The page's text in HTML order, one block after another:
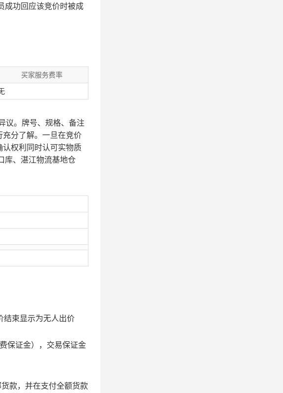
成功回应该竞价时被成
买家服务费率
议。牌号、规格、备注
分了解。一旦在竞价
权利同时认可实物质
库、湛江物流基地仓
结束显示为无人出价
保证金），交易保证金
款，并在支付全额货款